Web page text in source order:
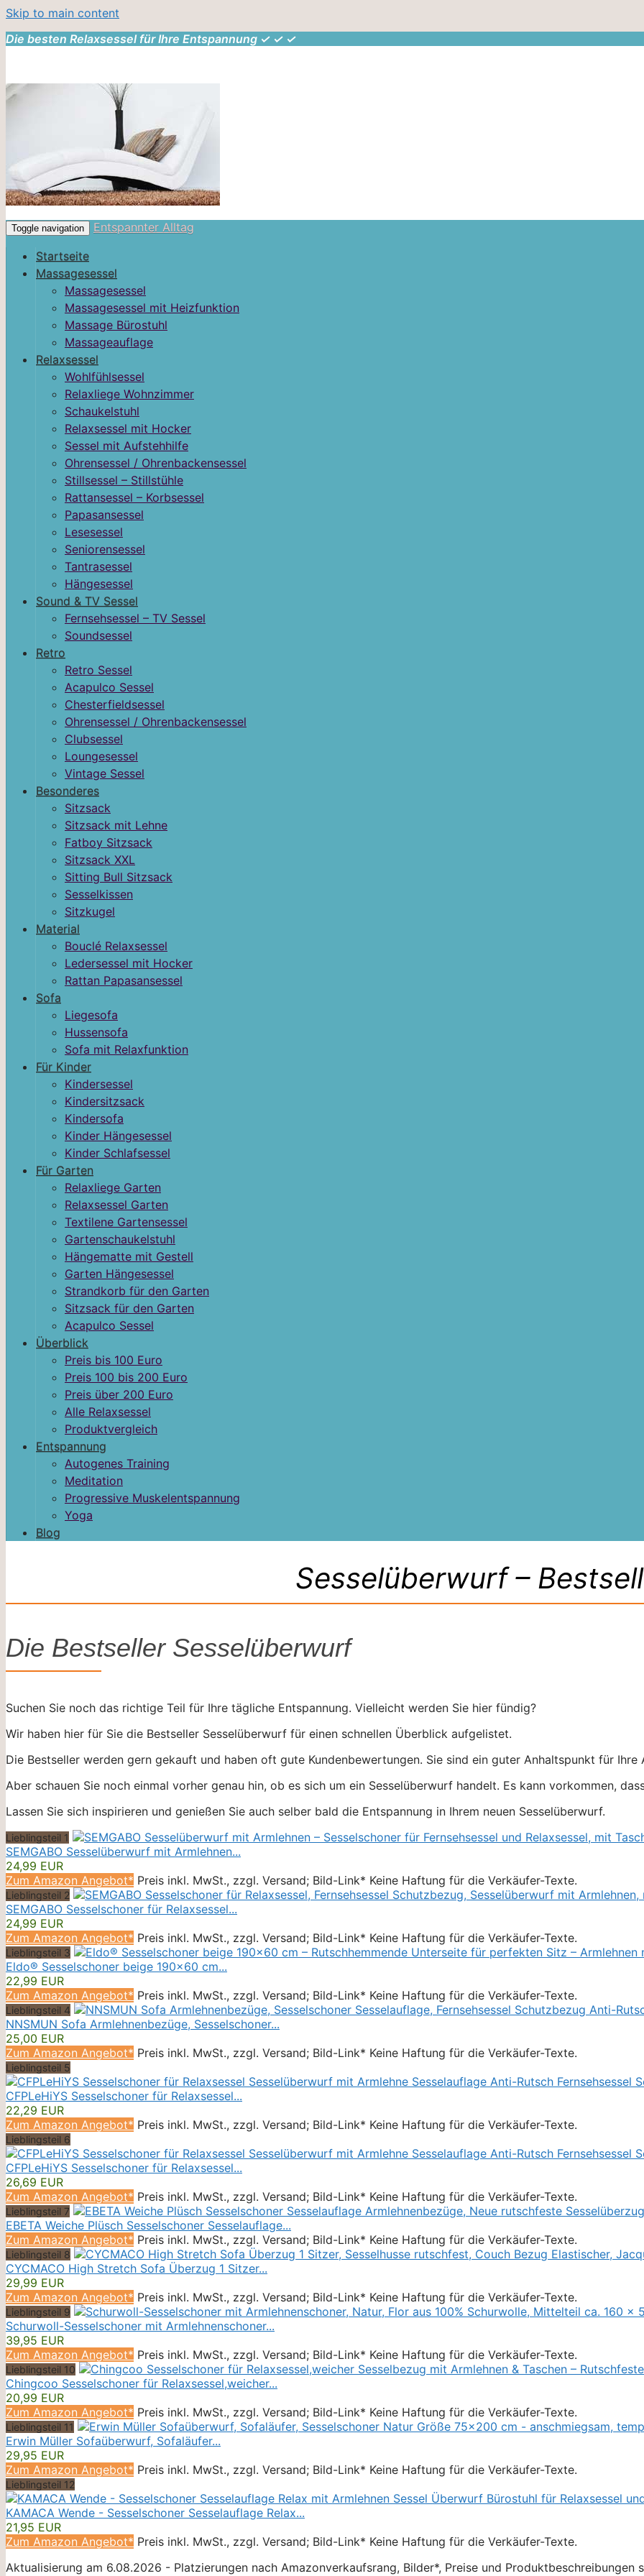
Skip to main content
Die besten Relaxsessel für Ihre Entspannung ✓ ✓ ✓
Toggle navigation
Entspannter Alltag
Startseite
Massagesessel
Massagesessel
Massagesessel mit Heizfunktion
Massage Bürostuhl
Massageauflage
Relaxsessel
Wohlfühlsessel
Relaxliege Wohnzimmer
Schaukelstuhl
Relaxsessel mit Hocker
Sessel mit Aufstehhilfe
Ohrensessel / Ohrenbackensessel
Stillsessel – Stillstühle
Rattansessel – Korbsessel
Papasansessel
Lesesessel
Seniorensessel
Tantrasessel
Hängesessel
Sound & TV Sessel
Fernsehsessel – TV Sessel
Soundsessel
Retro
Retro Sessel
Acapulco Sessel
Chesterfieldsessel
Ohrensessel / Ohrenbackensessel
Clubsessel
Loungesessel
Vintage Sessel
Besonderes
Sitzsack
Sitzsack mit Lehne
Fatboy Sitzsack
Sitzsack XXL
Sitting Bull Sitzsack
Sesselkissen
Sitzkugel
Material
Bouclé Relaxsessel
Ledersessel mit Hocker
Rattan Papasansessel
Sofa
Liegesofa
Hussensofa
Sofa mit Relaxfunktion
Für Kinder
Kindersessel
Kindersitzsack
Kindersofa
Kinder Hängesessel
Kinder Schlafsessel
Für Garten
Relaxliege Garten
Relaxsessel Garten
Textilene Gartensessel
Gartenschaukelstuhl
Hängematte mit Gestell
Garten Hängesessel
Strandkorb für den Garten
Sitzsack für den Garten
Acapulco Sessel
Überblick
Preis bis 100 Euro
Preis 100 bis 200 Euro
Preis über 200 Euro
Alle Relaxsessel
Produktvergleich
Entspannung
Autogenes Training
Meditation
Progressive Muskelentspannung
Yoga
Blog
Sesselüberwurf –
Die Bestseller Sesselüberwurf
Suchen Sie noch das richtige Teil für Ihre tägliche Entspannung. Vielleicht werden Sie hier fündig?
Wir haben hier für Sie die Bestseller Sesselüberwurf für einen schnellen Überblick aufgelistet.
Die Bestseller werden gern gekauft und haben oft gute Kundenbewertungen. Sie sind ein guter Anhaltspunkt für Ihre
Aber schauen Sie noch einmal vorher genau hin, ob es sich um ein Sesselüberwurf handelt. Es kann vorkommen,
Lassen Sie sich inspirieren und genießen Sie auch selber bald die Entspannung in Ihrem neuen Sesselüberwurf.
Lieblingsteil 1
SEMGABO Sesselüberwurf mit Armlehnen...
24,99 EUR
Zum Amazon Angebot* Preis inkl. MwSt., zzgl. Versand; Bild-Link* Keine Haftung für die Verkäufer-Texte.
Lieblingsteil 2
SEMGABO Sesselschoner für Relaxsessel...
24,99 EUR
Zum Amazon Angebot* Preis inkl. MwSt., zzgl. Versand; Bild-Link* Keine Haftung für die Verkäufer-Texte.
Lieblingsteil 3
Eldo® Sesselschoner beige 190x60 cm...
22,99 EUR
Zum Amazon Angebot* Preis inkl. MwSt., zzgl. Versand; Bild-Link* Keine Haftung für die Verkäufer-Texte.
Lieblingsteil 4
NNSMUN Sofa Armlehnenbezüge, Sesselschoner...
25,00 EUR
Zum Amazon Angebot* Preis inkl. MwSt., zzgl. Versand; Bild-Link* Keine Haftung für die Verkäufer-Texte.
Lieblingsteil 5
CFPLeHiYS Sesselschoner für Relaxsessel...
22,29 EUR
Zum Amazon Angebot* Preis inkl. MwSt., zzgl. Versand; Bild-Link* Keine Haftung für die Verkäufer-Texte.
Lieblingsteil 6
CFPLeHiYS Sesselschoner für Relaxsessel...
26,69 EUR
Zum Amazon Angebot* Preis inkl. MwSt., zzgl. Versand; Bild-Link* Keine Haftung für die Verkäufer-Texte.
Lieblingsteil 7
EBETA Weiche Plüsch Sesselschoner Sesselauflage...
Zum Amazon Angebot* Preis inkl. MwSt., zzgl. Versand; Bild-Link* Keine Haftung für die Verkäufer-Texte.
Lieblingsteil 8
CYCMACO High Stretch Sofa Überzug 1 Sitzer...
29,99 EUR
Zum Amazon Angebot* Preis inkl. MwSt., zzgl. Versand; Bild-Link* Keine Haftung für die Verkäufer-Texte.
Lieblingsteil 9
Schurwoll-Sesselschoner mit Armlehnenschoner...
39,95 EUR
Zum Amazon Angebot* Preis inkl. MwSt., zzgl. Versand; Bild-Link* Keine Haftung für die Verkäufer-Texte.
Lieblingsteil 10
Chingcoo Sesselschoner für Relaxsessel,weicher...
20,99 EUR
Zum Amazon Angebot* Preis inkl. MwSt., zzgl. Versand; Bild-Link* Keine Haftung für die Verkäufer-Texte.
Lieblingsteil 11
Erwin Müller Sofaüberwurf, Sofaläufer...
29,95 EUR
Zum Amazon Angebot* Preis inkl. MwSt., zzgl. Versand; Bild-Link* Keine Haftung für die Verkäufer-Texte.
Lieblingsteil 12
KAMACA Wende - Sesselschoner Sesselauflage Relax...
21,95 EUR
Zum Amazon Angebot* Preis inkl. MwSt., zzgl. Versand; Bild-Link* Keine Haftung für die Verkäufer-Texte.
Aktualisierung am 6.08.2026 - Platzierungen nach Amazonverkaufsrang, Bilder*, Preise und